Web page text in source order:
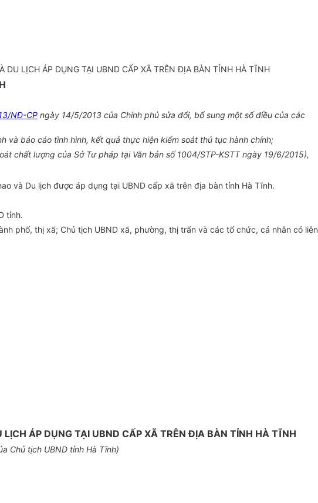
DU LỊCH ÁP DỤNG TẠI UBND CẤP XÃ TRÊN ĐỊA BÀN TỈNH HÀ TĨNH
NĐ-CP ngày 14/5/2013 của Chính phủ sửa đổi, bổ sung một số điều của các
báo cáo tình hình, kết quả thực hiện kiểm soát thủ tục hành chính;
chất lượng của Sở Tư pháp tại Văn bản số 1004/STP-KSTT ngày 19/6/2015),
và Du lịch được áp dụng tại UBND cấp xã trên địa bàn tỉnh Hà Tĩnh.
tỉnh.
phố, thị xã; Chủ tịch UBND xã, phường, thị trấn và các tổ chức, cá nhân có liên
ÁP DỤNG TẠI UBND CẤP XÃ TRÊN ĐỊA BÀN TỈNH HÀ TĨNH
Chủ tịch UBND tỉnh Hà Tĩnh)